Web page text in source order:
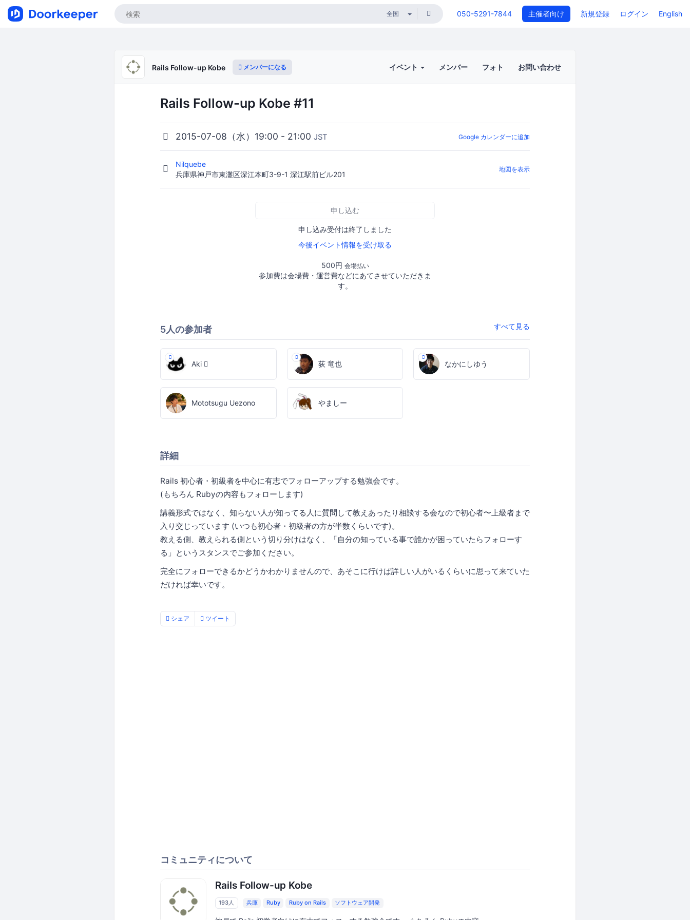
050-5291-7844 主催者向け 新規登録 ログイン English
Rails Follow-up Kobe メンバーになる イベント メンバー フォト お問い合わせ
Rails Follow-up Kobe #11
2015-07-08（水）19:00 - 21:00 JST Google カレンダーに追加
Nilquebe
兵庫県神戸市東灘区深江本町3-9-1 深江駅前ビル201
地図を表示
申し込む
申し込み受付は終了しました
今後イベント情報を受け取る
500円 会場払い
参加費は会場費・運営費などにあてさせていただきま
す。
5人の参加者 すべて見る
Aki  荻 竜也 なかにしゆう
Mototsugu Uezono やましー
詳細
Rails 初心者・初級者を中心に有志でフォローアップする勉強会です。
(もちろん Rubyの内容もフォローします)
講義形式ではなく、知らない人が知ってる人に質問して教えあったり相談する会なので初心者〜上級者まで
入り交じっています (いつも初心者・初級者の方が半数くらいです)。
教える側、教えられる側という切り分けはなく、「自分の知っている事で誰かが困っていたらフォローす
る」というスタンスでご参加ください。
完全にフォローできるかどうかわかりませんので、あそこに行けば詳しい人がいるくらいに思って来ていた
だければ幸いです。
シェア ツイート
コミュニティについて
Rails Follow-up Kobe
193人 兵庫 Ruby Ruby on Rails ソフトウェア開発